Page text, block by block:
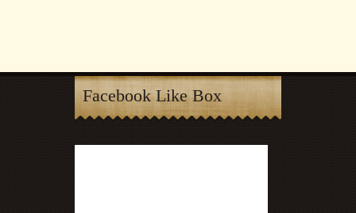
Facebook Like Box